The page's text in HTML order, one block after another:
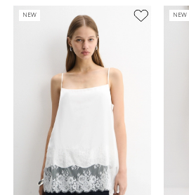
NEW NEW